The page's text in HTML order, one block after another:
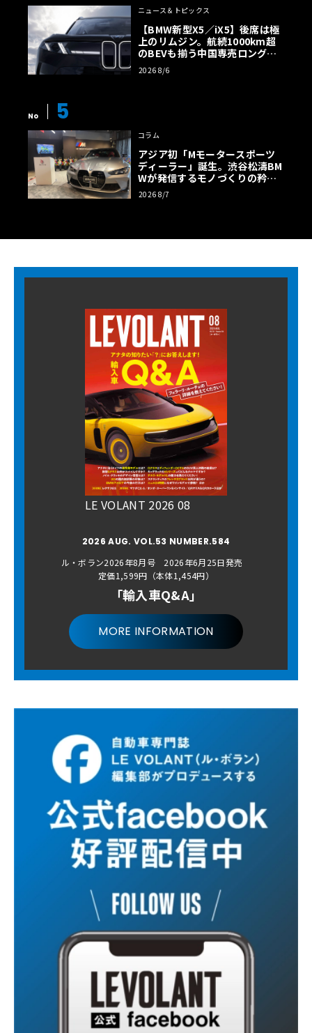
ニュース＆トピックス
【BMW新型X5／iX5】後席は極
上のリムジン。航続1000km超
のBEVも揃う中国専売ロング仕
様の全貌
2026 8/6
No 5
コラム
アジア初「Mモータースポーツ
ディーラー」誕生。渋谷松濤BM
Wが発信するモノづくりの矜持
【木下隆之コラム】
2026 8/7
LE VOLANT 2026 08
2026 AUG. VOL.53 NUMBER.584
ル・ボラン2026年8月号 2026年6月25日発売
定価1,599円（本体1,454円）
「輸入車Q&A」
MORE INFORMATION